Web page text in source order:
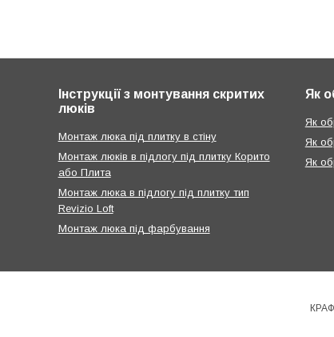
Інструкції з монтування скритих
люків
Монтаж люка під плитку в стіну
Монтаж люків в підлогу під плитку Корито
або Плита
Монтаж люка в підлогу під плитку тип
Revizio Loft
Монтаж люка під фарбування
Як
Як
Як
Як